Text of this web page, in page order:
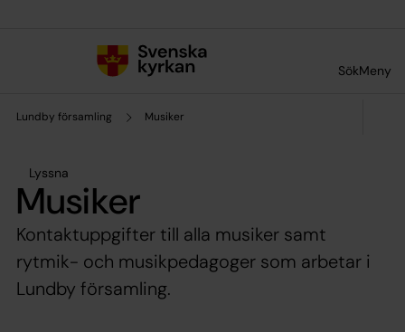
SökMeny
Lundby församling Musiker
Lyssna
Musiker
Kontaktuppgifter till alla musiker samt
rytmik- och musikpedagoger som arbetar i
Lundby församling.